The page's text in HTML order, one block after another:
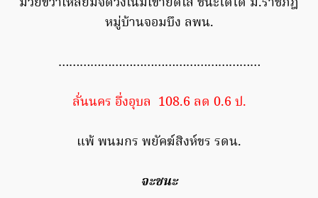
หมู่บ้านจอมบึง ลพน.
…………………………………………………
ลั่นนคร อึ่งอุบล 108.6 ลด 0.6 ป.
แพ้ พนมกร พยัคฆ์สิงห์ขร รดน.
จะชนะ